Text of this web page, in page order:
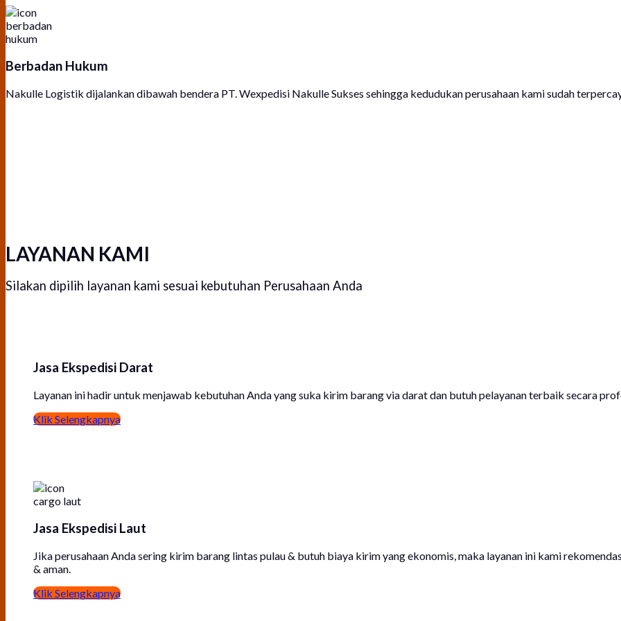
Berbadan Hukum
Nakulle Logistik dijalankan dibawah bendera PT. Wexpedisi Nakulle Sukses sehingga kedudukan perusahaan kami sudah
LAYANAN KAMI
Silakan dipilih layanan kami sesuai kebutuhan Perusahaan Anda
Jasa Ekspedisi Darat
Layanan ini hadir untuk menjawab kebutuhan Anda yang suka kirim barang via darat dan butuh pelayanan terbaik secara
Klik Selengkapnya
Jasa Ekspedisi Laut
Jika perusahaan Anda sering kirim barang lintas pulau & butuh biaya kirim yang ekonomis, maka layanan ini kami
& aman.
Klik Selengkapnya